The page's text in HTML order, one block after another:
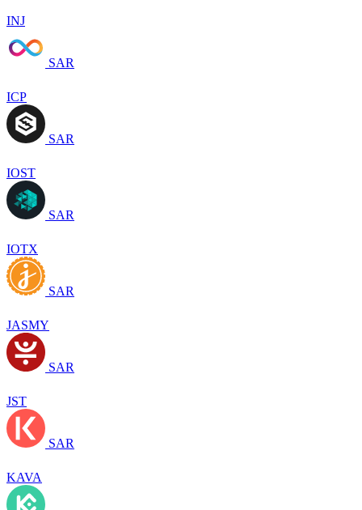
INJ
SAR
ICP
SAR
IOST
SAR
IOTX
SAR
JASMY
SAR
JST
SAR
KAVA